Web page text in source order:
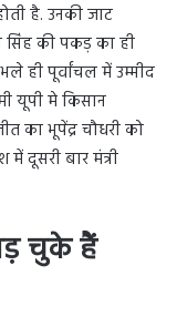
है. उनकी जाट
सिंह की पकड़ का ही
ही पूर्वांचल में उम्मीद
यूपी मे किसान
का भूपेंद्र चौधरी को
में दूसरी बार मंत्री
चुके हैं